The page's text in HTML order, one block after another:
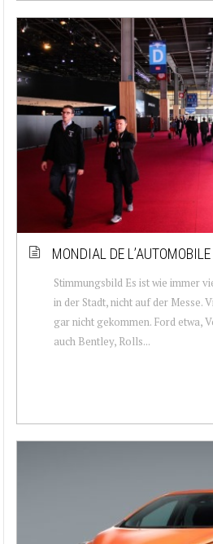
MONDIAL DE
Stimmungsbild Es ist wie immer
in der Stadt, nicht auf der Messe.
gar nicht gekommen. Ford etwa,
auch Bentley, Rolls...